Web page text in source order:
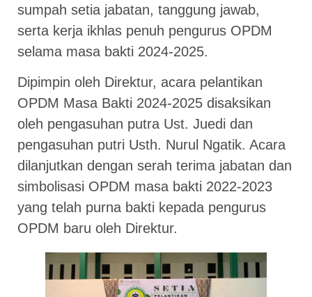
sumpah setia jabatan, tanggung jawab,
serta kerja ikhlas penuh pengurus OPDM
selama masa bakti 2024-2025.
Dipimpin oleh Direktur, acara pelantikan
OPDM Masa Bakti 2024-2025 disaksikan
oleh pengasuhan putra Ust. Juedi dan
pengasuhan putri Usth. Nurul Ngatik. Acara
dilanjutkan dengan serah terima jabatan dan
simbolisasi OPDM masa bakti 2022-2023
yang telah purna bakti kepada pengurus
OPDM baru oleh Direktur.